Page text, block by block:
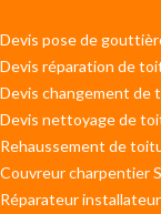
Devis pose de
Devis réparation de
Devis changement de
Devis nettoyage de
Rehaussement de
Couvreur charpentier
Réparateur